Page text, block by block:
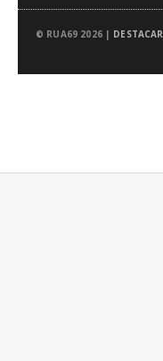
© RUA69 2026 |